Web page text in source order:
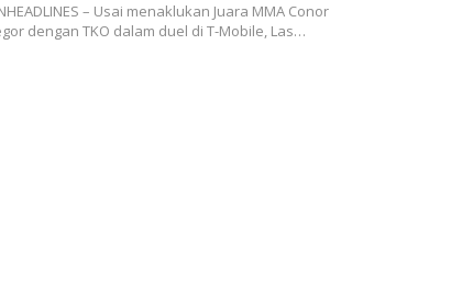
– Usai menaklukan Juara MMA Conor
dengan TKO dalam duel di T-Mobile, Las…